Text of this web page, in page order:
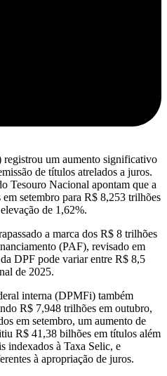
um aumento significativo
de títulos atrelados a juros.
Tesouro Nacional apontam que a
setembro para R$ 8,253 trilhões
de 1,62%.
a marca dos R$ 8 trilhões
(PAF), revisado em
DPF pode variar entre R$ 8,5
de 2025.
interna (DPMFi) também
R$ 7,948 trilhões em outubro,
em setembro, um aumento de
R$ 41,38 bilhões em títulos além
indexados à Taxa Selic, e
à apropriação de juros.